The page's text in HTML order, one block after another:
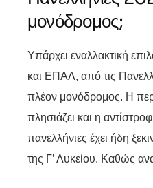
μονόδρομος;
Υπάρχει εναλλακτική
και ΕΠΑΛ, από τις
πλέον μονόδρομος. Η
πλησιάζει και η
πανελλήνιες έχει ήδη
της Γ’ Λυκείου. Καθώς